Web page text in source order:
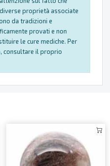
proprietà associate
da tradizioni e
provati e non
le cure mediche. Per
consultare il proprio